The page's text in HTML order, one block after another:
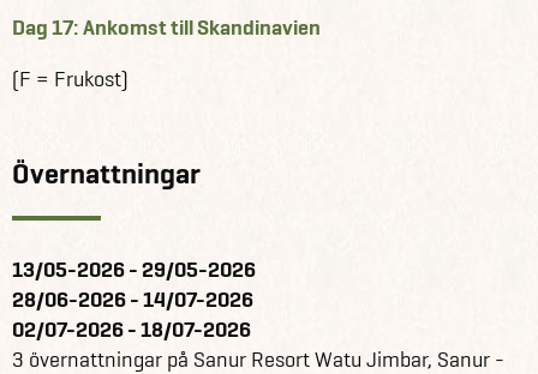
Dag 17: Ankomst till Skandinavien
(F = Frukost)
Övernattningar
13/05-2026 - 29/05-2026
28/06-2026 - 14/07-2026
02/07-2026 - 18/07-2026
3 övernattningar på Sanur Resort Watu Jimbar, Sanur -